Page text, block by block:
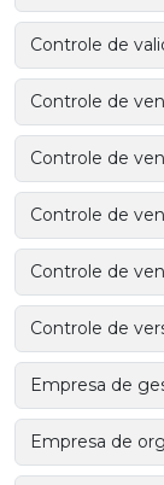
Controle de
Controle de
Controle de
Controle de
Controle de
Controle de
Empresa de
Empresa de